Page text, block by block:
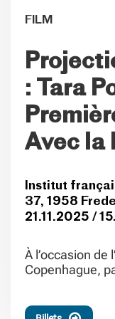
FILM
: Tara
Avec la
Institut
37, 1958
21.11.2025 /
À l’occasion de
Copenhague,